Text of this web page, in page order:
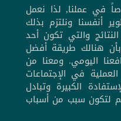
في عملنا, لذا نعمل
أنفسنا ونلتزم بذلك
والتي تكون أحد
بأن هنالك طريقة أفضل
اليومي. ومعنا من
في الإجتماعات
الكبيرة وتبادل
لتكون سبب من أسباب